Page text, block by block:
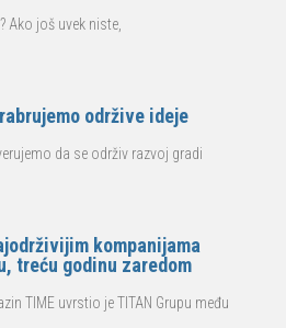
Ako još uvek niste,
održive ideje
da se održiv razvoj gradi
kompanijama
treću godinu zaredom
TIME uvrstio je TITAN Grupu među